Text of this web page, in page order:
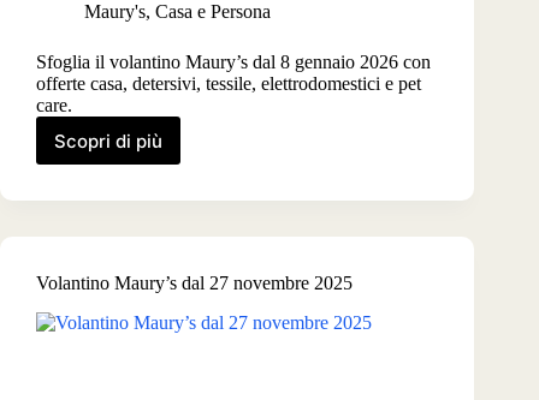
Maury's, Casa e Persona
Sfoglia il volantino Maury’s dal 8 gennaio 2026 con
offerte casa, detersivi, tessile, elettrodomestici e pet
care.
Scopri di più
Volantino
dal
gennaio
Volantino Maury’s dal 27 novembre 2025